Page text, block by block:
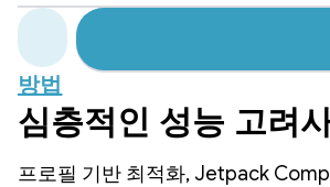
방법
심층적인 성능 고려
프로필 기반 최적화, Jetpack